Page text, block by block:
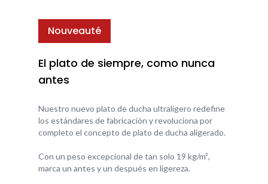
Nouveauté
El plato de siempre, como nunca
antes
Nuestro nuevo plato de ducha ultraligero redefine
los estándares de fabricación y revoluciona por
completo el concepto de plato de ducha aligerado.
Con un peso excepcional de tan solo 19 kg/m²,
marca un antes y un después en ligereza.